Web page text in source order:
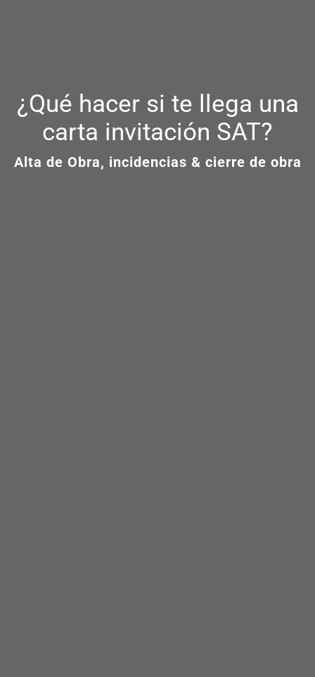
¿Qué hacer si te llega una
carta invitación SAT?
Alta de Obra, incidencias & cierre de obra